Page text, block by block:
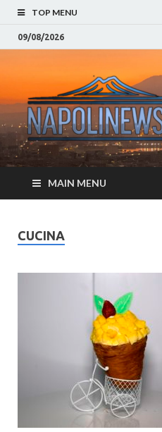
TOP MENU
09/08/2026
MAIN MENU
CUCINA